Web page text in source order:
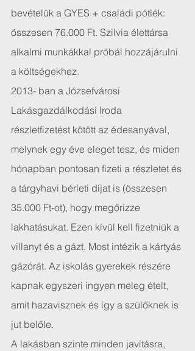
bevételük a GYES + családi pótlék:
összesen 76.000 Ft. Szilvia élettársa
alkalmi munkákkal próbál hozzájárulni
a költségekhez.
2013- ban a Józsefvárosi
Lakásgazdálkodási Iroda
részletfizetést kötött az édesanyával,
melynek egy éve eleget tesz, és miden
hónapban pontosan fizeti a részletet és
a tárgyhavi bérleti díjat is (összesen
35.000 Ft-ot), hogy megőrizze
lakhatásukat. Ezen kívül kell fizetniük a
villanyt és a gázt. Most intézik a kártyás
gázórát. Az iskolás gyerekek részére
kapnak egyszeri ingyen meleg ételt,
amit hazavisznek és így a szülőknek is
jut belőle.
A lakásban szinte minden javításra,